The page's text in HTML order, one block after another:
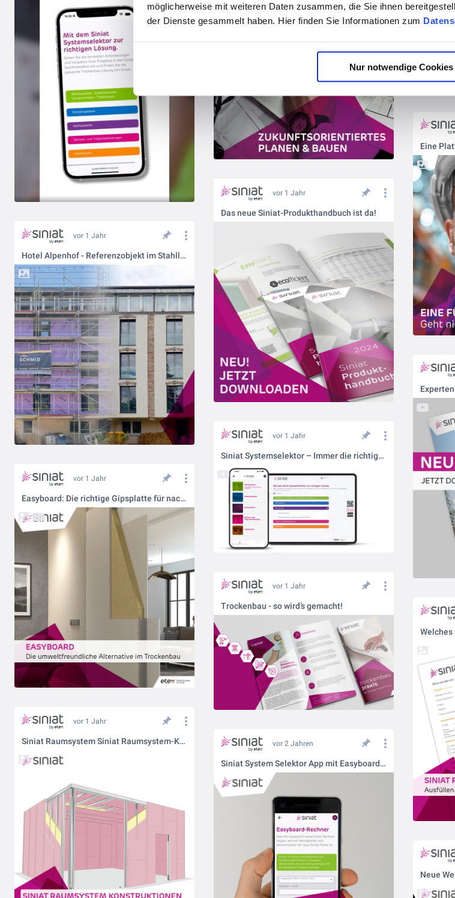
möglicherweise mit weiteren Daten zusammen, die Sie ihnen
der Dienste gesammelt haben. Hier finden Sie Informationen zum
Nur notwendige Cookies
vor 1 Jahr
Das neue Siniat-Produkthandbuch ist da!
vor 1 Jahr
Hotel Alpenhof - Referenzobjekt im Stahlleichtbau
vor 1 Jahr
Siniat Systemselektor – Immer die richtige Trockenbau-Lösung
vor 1 Jahr
Easyboard: Die richtige Gipsplatte für nachhaltiges Bauen
vor 1 Jahr
Trockenbau - so wird’s gemacht!
vor 1 Jahr
Siniat Raumsystem Siniat Raumsystem-Konstruktionen SK111 und SK112 vor 2 Jahren
Siniat System Selektor App mit Easyboard-Rechner